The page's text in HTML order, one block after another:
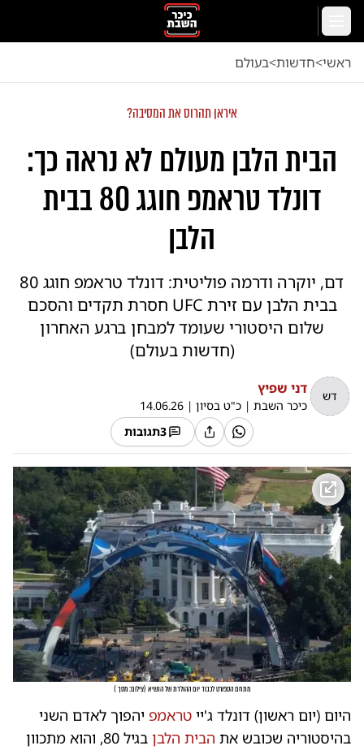
דלג לתוכן הראשי
ראשי<חדשות<בעולם
איראן תהרוס את המסיבה?
הבית הלבן מעולם לא נראה כך:
דונלד טראמפ חוגג 80 בבית
הלבן
דם, יוקרה ודרמה פוליטית: דונלד טראמפ חוגג 80
בבית הלבן עם זירת UFC חסרת תקדים והסכם
שלום היסטורי שעומד למבחן ברגע האחרון
(חדשות בעולם)
דש דני שפיץ
כיכר השבת | כ"ט בסיון |
14.06.26
3תגובות
מתחם הספורט לכבוד יום ההולדת של הנשיא (צילום: מסך)
היום (יום ראשון) דונלד ג'יי טראמפ יהפוך לאדם השני
בהיסטוריה שכובש את הבית הלבן
בגיל 80, והוא מתכוון